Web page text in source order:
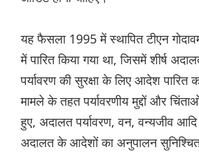
यह फैसला 1995 में स्थापित टीएन
में पारित किया गया था, जिसमें शीर्ष
पर्यावरण की सुरक्षा के लिए आदेश पारित
मामले के तहत पर्यावरणीय मुद्दों और
हुए, अदालत पर्यावरण, वन, वन्यजीव
अदालत के आदेशों का अनुपालन